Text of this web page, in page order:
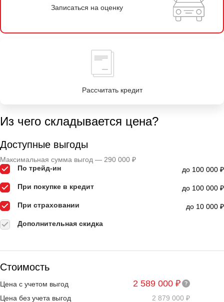
Записаться на оценку
Рассчитать кредит
Из чего складывается цена?
Доступные выгоды
Максимальная сумма выгод — 290 000 ₽
По трейд-ин
до 100 000 ₽
При покупке в кредит до 100 000 ₽
При страховании до 10 000 ₽
Дополнительная скидка
Стоимость
Цена с учетом выгод 2 589 000 ₽
Цена без учета выгод 2 879 000 ₽